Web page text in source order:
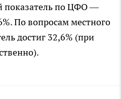
показатель по ЦФО —
По вопросам местного
достиг 32,6% (при